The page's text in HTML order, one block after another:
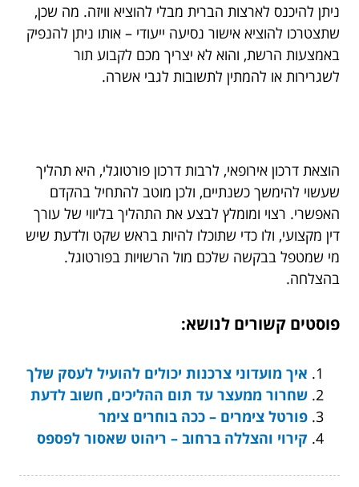
ניתן להיכנס לארצות הברית מבלי להוציא וויזה. מה שכן,
שתצטרכו להוציא אישור נסיעה ייעודי – אותו ניתן להנפיק
באמצעות הרשת, והוא לא יצריך מכם לקבוע תור
לשגרירות או להמתין לתשובות לגבי אשרה.
הוצאת דרכון אירופאי, לרבות דרכון פורטוגלי, היא תהליך
שעשוי להימשך כשנתיים, ולכן מוטב להתחיל בהקדם
האפשרי. רצוי ומומלץ לבצע את התהליך בליווי של עורך
דין מקצועי, ולו כדי שתוכלו להיות בראש שקט ולדעת שיש
מי שמטפל בבקשה שלכם מול הרשויות בפורטוגל.
בהצלחה.
פוסטים קשורים לנושא:
איך מועדוני צרכנות יכולים להועיל לעסק שלך
שחרור ממעצר עד תום ההליכים, חשוב לדעת
פורטל צימרים – ככה בוחרים צימר
קירוי והצללה ברחוב – ריהוט שאסור לפספס